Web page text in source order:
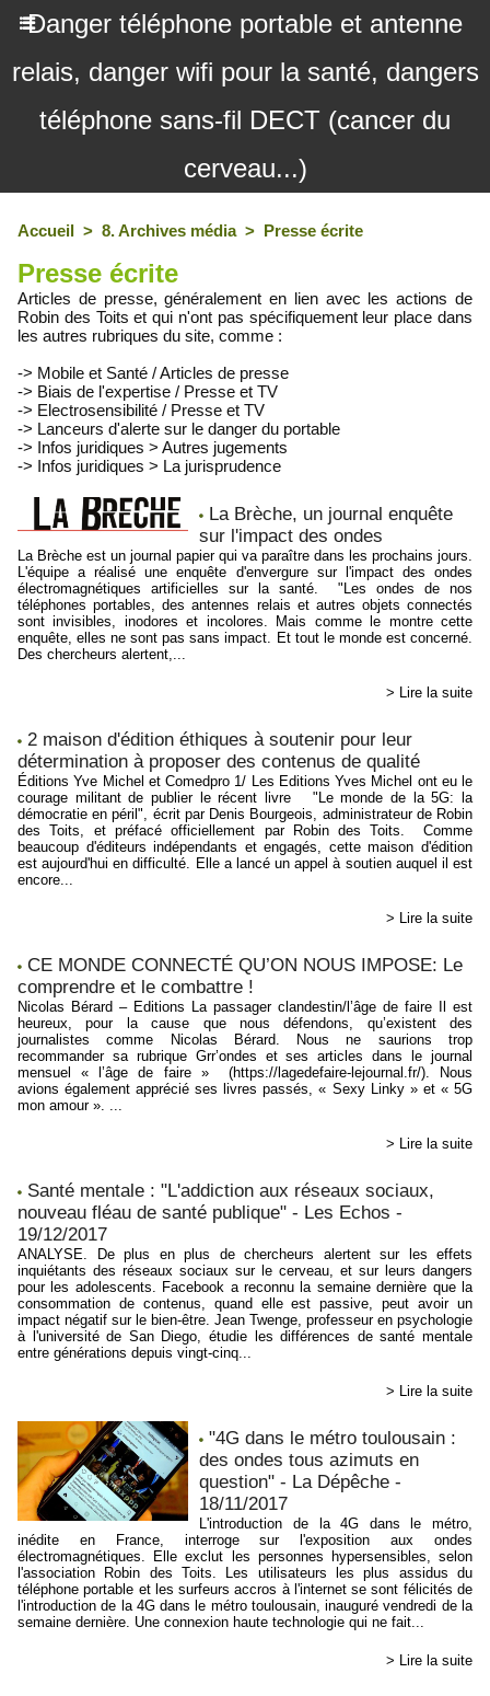
Danger téléphone portable et antenne
relais, danger wifi pour la santé, dangers
téléphone sans-fil DECT (cancer du
cerveau...)
Accueil > 8. Archives média > Presse écrite
Presse écrite
Articles de presse, généralement en lien avec les actions de
Robin des Toits et qui n'ont pas spécifiquement leur place dans
les autres rubriques du site, comme :
-> Mobile et Santé / Articles de presse
-> Biais de l'expertise / Presse et TV
-> Electrosensibilité / Presse et TV
-> Lanceurs d'alerte sur le danger du portable
-> Infos juridiques > Autres jugements
-> Infos juridiques > La jurisprudence
La Brèche, un journal enquête
sur l'impact des ondes
La Brèche est un journal papier qui va paraître dans les prochains jours.
L'équipe a réalisé une enquête d'envergure sur l'impact des ondes
électromagnétiques artificielles sur la santé. "Les ondes de nos
téléphones portables, des antennes relais et autres objets connectés
sont invisibles, inodores et incolores. Mais comme le montre cette
enquête, elles ne sont pas sans impact. Et tout le monde est concerné.
Des chercheurs alertent,...
> Lire la suite
2 maison d'édition éthiques à soutenir pour leur
détermination à proposer des contenus de qualité
Éditions Yve Michel et Comedpro 1/ Les Editions Yves Michel ont eu le
courage militant de publier le récent livre "Le monde de la 5G: la
démocratie en péril", écrit par Denis Bourgeois, administrateur de Robin
des Toits, et préfacé officiellement par Robin des Toits. Comme
beaucoup d'éditeurs indépendants et engagés, cette maison d'édition
est aujourd'hui en difficulté. Elle a lancé un appel à soutien auquel il est
encore...
> Lire la suite
CE MONDE CONNECTÉ QU’ON NOUS IMPOSE: Le
comprendre et le combattre !
Nicolas Bérard – Editions La passager clandestin/l’âge de faire Il est
heureux, pour la cause que nous défendons, qu’existent des
journalistes comme Nicolas Bérard. Nous ne saurions trop
recommander sa rubrique Grr’ondes et ses articles dans le journal
mensuel « l’âge de faire » (https://lagedefaire-lejournal.fr/). Nous
avions également apprécié ses livres passés, « Sexy Linky » et « 5G
mon amour ». ...
> Lire la suite
Santé mentale : "L'addiction aux réseaux sociaux,
nouveau fléau de santé publique" - Les Echos -
19/12/2017
ANALYSE. De plus en plus de chercheurs alertent sur les effets
inquiétants des réseaux sociaux sur le cerveau, et sur leurs dangers
pour les adolescents. Facebook a reconnu la semaine dernière que la
consommation de contenus, quand elle est passive, peut avoir un
impact négatif sur le bien-être. Jean Twenge, professeur en psychologie
à l'université de San Diego, étudie les différences de santé mentale
entre générations depuis vingt-cinq...
> Lire la suite
"4G dans le métro toulousain :
des ondes tous azimuts en
question" - La Dépêche -
18/11/2017
L'introduction de la 4G dans le métro,
inédite en France, interroge sur l'exposition aux ondes
électromagnétiques. Elle exclut les personnes hypersensibles, selon
l'association Robin des Toits. Les utilisateurs les plus assidus du
téléphone portable et les surfeurs accros à l'internet se sont félicités de
l'introduction de la 4G dans le métro toulousain, inauguré vendredi de la
semaine dernière. Une connexion haute technologie qui ne fait...
> Lire la suite